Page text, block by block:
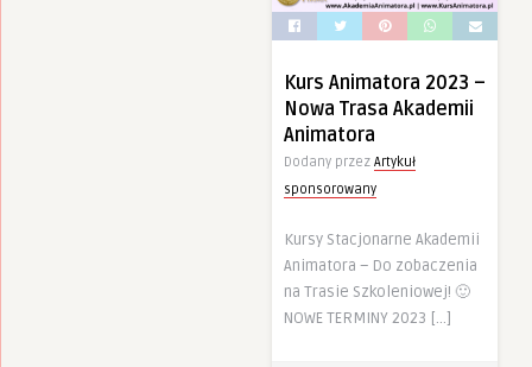
Kurs Animatora 2023 –
Nowa Trasa Akademii
Animatora
Dodany przez Artykuł
sponsorowany
Kursy Stacjonarne Akademii
Animatora – Do zobaczenia
na Trasie Szkoleniowej! 🙂
NOWE TERMINY 2023 […]